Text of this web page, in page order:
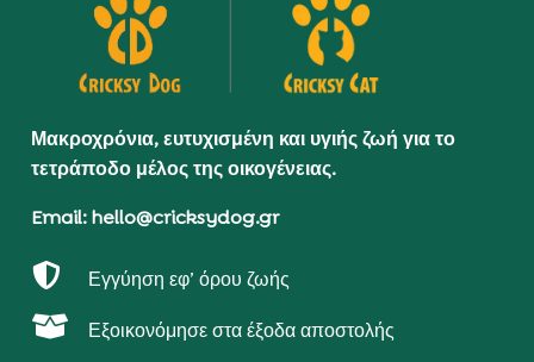
Μακροχρόνια, ευτυχισμένη και υγιής ζωή για το
τετράποδο μέλος της οικογένειας.
Email: hello@cricksydog.gr
 Εγγύηση εφ’ όρου ζωής
 Εξοικονόμησε στα έξοδα αποστολής